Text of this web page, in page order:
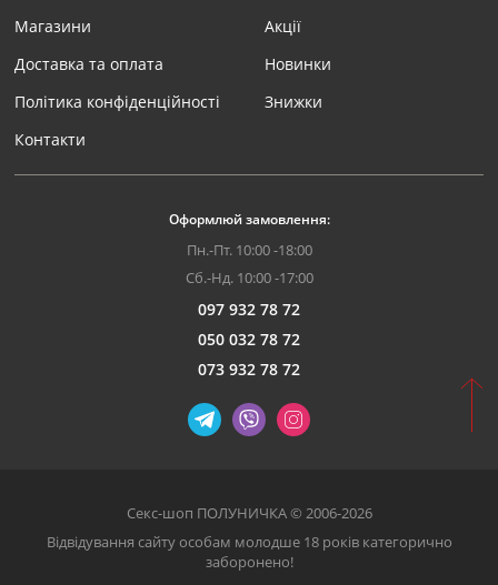
Магазини
Доставка та оплата
Політика конфіденційності
Контакти
Акції
Новинки
Знижки
Оформлюй замовлення:
Пн.-Пт. 10:00 -18:00
Сб.-Нд. 10:00 -17:00
097 932 78 72
050 032 78 72
073 932 78 72
Секс-шоп ПОЛУНИЧКА © 2006-2026
Відвідування сайту особам молодше 18 років категорично
заборонено!